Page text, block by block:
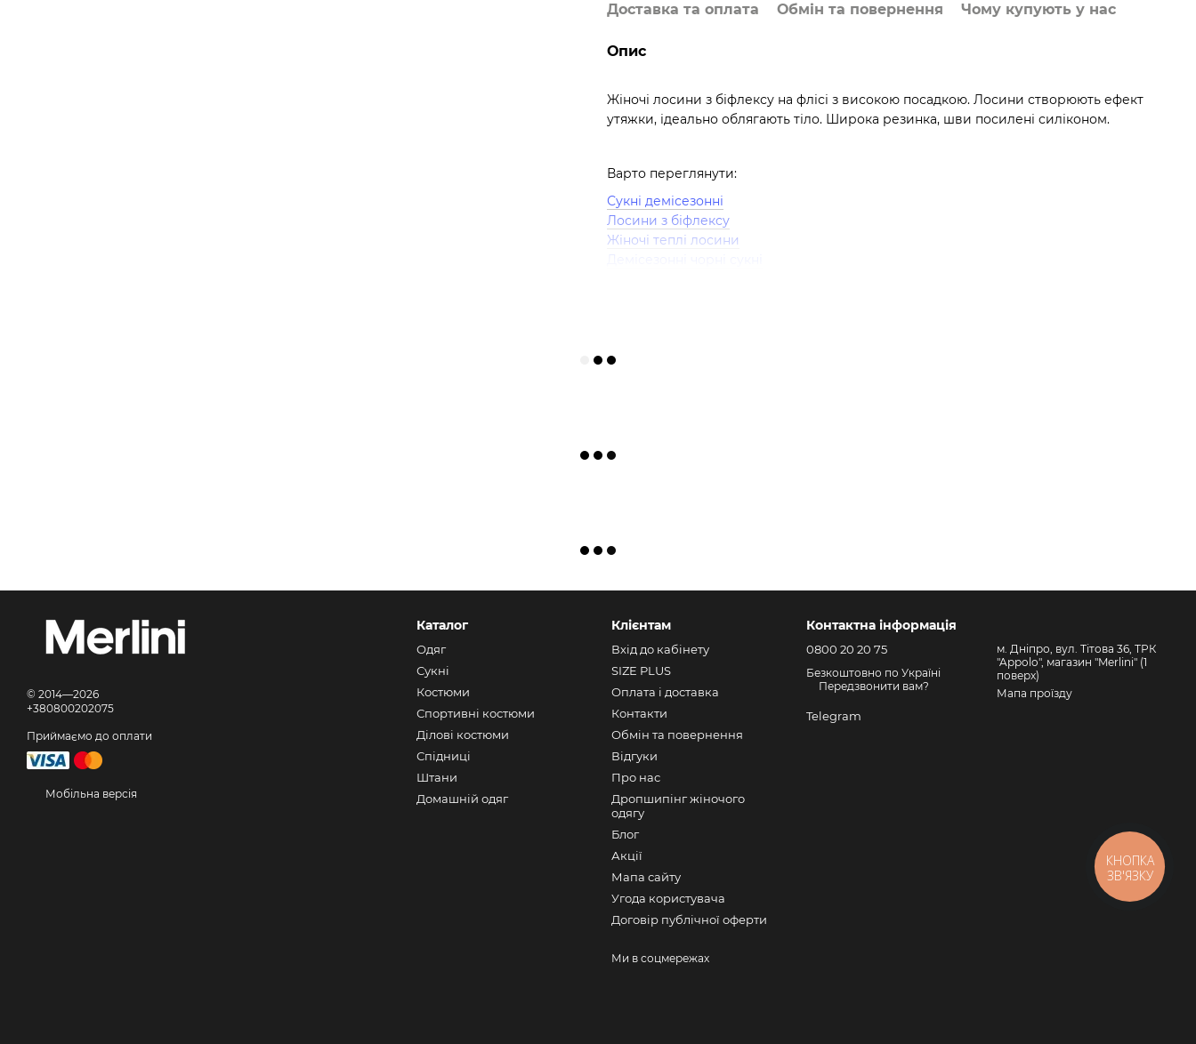
Доставка та оплата Обмін та повернення Чому купують у нас
Опис
Жіночі лосини з біфлексу на флісі з високою посадкою. Лосини створюють ефект
утяжки, ідеально облягають тіло. Широка резинка, шви посилені силіконом.
Варто переглянути:
Сукні демісезонні
Лосини з біфлексу
Жіночі теплі лосини
© 2014—2026
+380800202075
Приймаємо до оплати
Мобільна версія
Каталог
Одяг
Сукні
Костюми
Спортивні костюми
Ділові костюми
Спідниці
Штани
Домашній одяг
Клієнтам
Вхід до кабінету
SIZE PLUS
Оплата і доставка
Контакти
Обмін та повернення
Відгуки
Про нас
Дропшипінг жіночого
одягу
Блог
Акції
Мапа сайту
Угода користувача
Договір публічної оферти
Ми в соцмережах
Контактна інформація
0800 20 20 75
Безкоштовно по Україні
Передзвонити вам?
Telegram
м. Дніпро, вул. Тітова 36, ТРК
"Appolo", магазин "Merlini" (1
поверх)
Мапа проїзду
КНОПКА
ЗВ'ЯЗКУ